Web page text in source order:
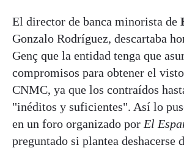
El director de banca minorista de
Gonzalo Rodríguez, descartaba
Genç que la entidad tenga que
compromisos para obtener el
CNMC, ya que los contraídos
"inéditos y suficientes". Así lo
en un foro organizado por El
preguntado si plantea deshacerse